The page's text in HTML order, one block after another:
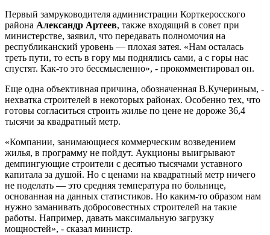
Первый замруководителя администрации Корткеросского
района Александр Артеев, также входящий в совет при
министерстве, заявил, что передавать полномочия на
республиканский уровень — плохая затея. «Нам осталась
треть пути, то есть в гору мы поднялись сами, а с горы нас
спустят. Как-то это бессмысленно», - прокомментировал он.
Еще одна объективная причина, обозначенная В.Кучериным, -
нехватка строителей в некоторых районах. Особенно тех, что
готовы согласиться строить жилье по цене не дороже 36,4
тысячи за квадратный метр.
«Компании, занимающиеся коммерческим возведением
жилья, в программу не пойдут. Аукционы выигрывают
демпингующие строители с десятью тысячами уставного
капитала за душой. Но с ценами на квадратный метр ничего
не поделать — это средняя температура по больнице,
основанная на данных статистиков. Но каким-то образом нам
нужно заманивать добросовестных строителей на такие
работы. Например, давать максимальную загрузку
мощностей», - сказал министр.